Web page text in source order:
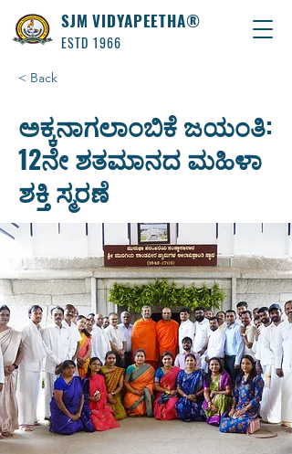
SJM VIDYAPEETHA®
ESTD 1966
< Back
ಅಕ್ಕನಾಗಲಾಂಬಿಕೆ ಜಯಂತಿ:
12ನೇ ಶತಮಾನದ ಮಹಿಳಾ
ಶಕ್ತಿ ಸ್ಮರಣೆ